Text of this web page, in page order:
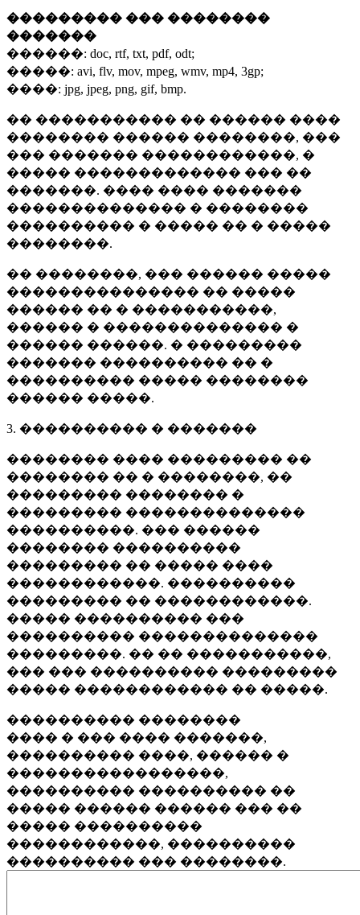
��������� ��� ��������
�������
������: doc, rtf, txt, pdf, odt;
�����: avi, flv, mov, mpeg, wmv, mp4, 3gp;
����: jpg, jpeg, png, gif, bmp.
�� ����������� �� ������ ����
�������� ������ ��������, ���
��� ������� ������������, �
����� ������������� ��� ��
�������. ���� ���� �������
�������������� � ��������
���������� � ����� �� � �����
��������.
�� ��������, ��� ������ �����
��������������� �� �����
������ �� � �����������,
������ � �������������� �
������ ������. � ���������
������� ���������� �� �
���������� ����� ��������
������ �����.
3. ���������� � �������
�������� ���� ��������� ��
�������� �� � ��������, ��
��������� �������� �
��������� ��������������
����������. ��� ������
�������� ����������
��������� �� ����� ����
������������. ����������
��������� �� ������������.
����� ���������� ���
���������� ��������������
���������. �� �� �����������,
��� ��� ���������� ���������
����� ������������ �� �����.
���������� ��������
���� � ��� ���� �������,
���������� ����, ������ �
�����������������,
���������� ���������� ��
����� ������ ������ ��� ��
����� ����������
������������, ����������
���������� ��� ��������.